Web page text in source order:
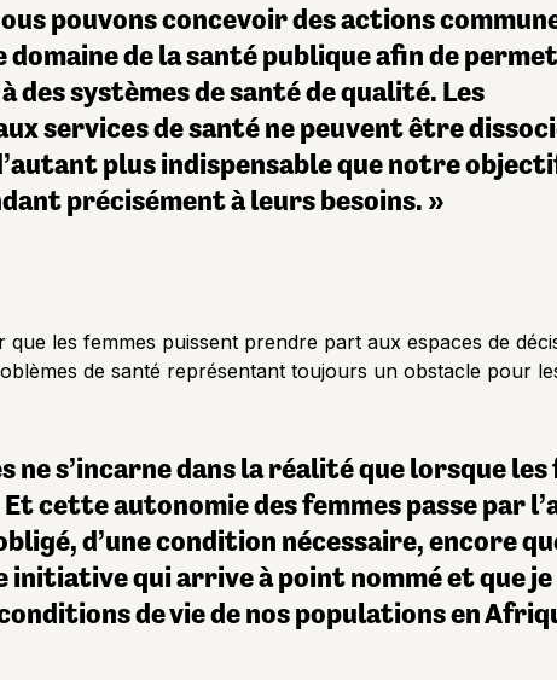
pouvons concevoir des actions
de la santé publique afin de
des systèmes de santé de qualité. Les
services de santé ne peuvent être
plus indispensable que notre
précisément à leurs besoins. »
les femmes puissent prendre part aux espaces de
de santé représentant toujours un obstacle pour
ne s’incarne dans la réalité que lorsque les
cette autonomie des femmes passe par
d’une condition nécessaire, encore
initiative qui arrive à point nommé et que je
de vie de nos populations en